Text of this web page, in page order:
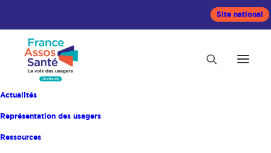
Site national
Actualités
Représentation des usagers
Ressources